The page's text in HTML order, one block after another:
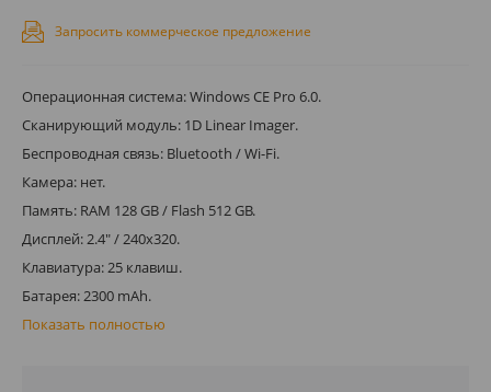
Запросить коммерческое предложение
Операционная система: Windows CE Pro 6.0.
Сканирующий модуль: 1D Linear Imager.
Беспроводная связь: Bluetooth / Wi-Fi.
Камера: нет.
Память: RAM 128 GB / Flash 512 GB.
Дисплей: 2.4" / 240x320.
Клавиатура: 25 клавиш.
Батарея: 2300 mAh.
Показать полностью